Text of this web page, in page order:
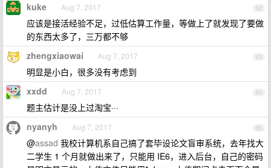
62
kuke Aug 7, 2017
应该是接活经验不足，过低估算工作量，等做上了就发现了要做
的东西太多了，三万都不够
63
zhengxiaowai Aug 7, 2017
明显是小白，很多没有考虑到
64
xxdd Aug 7, 2017
题主估计是没上过淘宝···
65
nyanyh Aug 7, 2017
@assad 我校计算机系自己搞了套毕设论文盲审系统，去年找大
二学生 1 个月就做出来了，只能用 IE6，进入后台，自己的密码